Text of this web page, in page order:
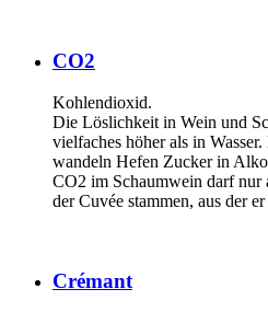
CO2
Kohlendioxid.
Die Löslichkeit in Wein und
vielfaches höher als in
wandeln Hefen Zucker in
CO2 im Schaumwein darf nur
der Cuvée stammen, aus der
Crémant